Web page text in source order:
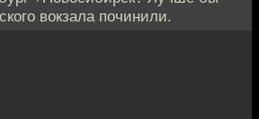
вокзала починили.